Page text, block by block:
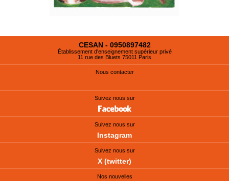
CESAN - 0950897482
Établissement d'enseignement supérieur privé
11 rue des Bluets 75011 Paris
Nous contacter
Suivez nous sur
Suivez nous sur
Instagram
Suivez nous sur
X (twitter)
Nos nouvelles